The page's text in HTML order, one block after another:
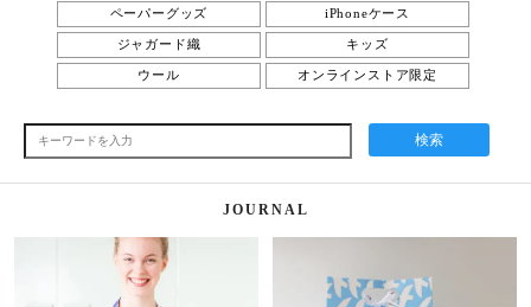
ペーパーグッズ iPhoneケース
ジャガード織 キッズ
ウール オンラインストア限定
検索
JOURNAL